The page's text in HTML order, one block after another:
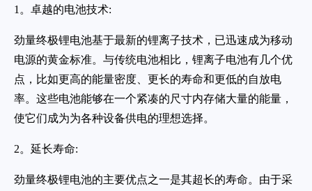
1。卓越的电池技术:
劲量终极锂电池基于最新的锂离子技术，已迅速成为移动
电源的黄金标准。与传统电池相比，锂离子电池有几个优
点，比如更高的能量密度、更长的寿命和更低的自放电
率。这些电池能够在一个紧凑的尺寸内存储大量的能量，
使它们成为为各种设备供电的理想选择。
2。延长寿命:
劲量终极锂电池的主要优点之一是其超长的寿命。由于采